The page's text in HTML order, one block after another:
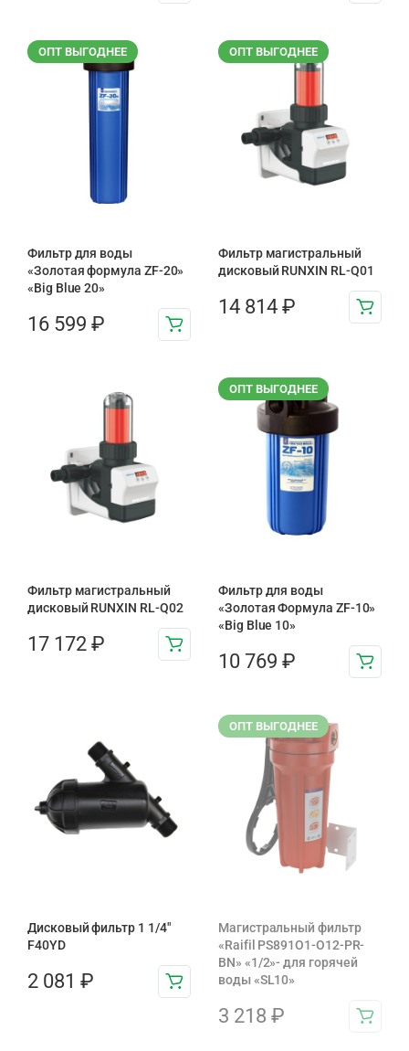
ОПТ ВЫГОДНЕЕ
Фильтр для воды
«Золотая формула ZF-20»
«Big Blue 20»
16 599 ₽
ОПТ ВЫГОДНЕЕ
Фильтр магистральный
дисковый RUNXIN RL-Q01
14 814 ₽
Фильтр магистральный
дисковый RUNXIN RL-Q02
17 172 ₽
ОПТ ВЫГОДНЕЕ
Фильтр для воды
«Золотая Формула ZF-10»
«Big Blue 10»
10 769 ₽
Дисковый фильтр 1 1/4″
F40YD
2 081 ₽
ОПТ ВЫГОДНЕЕ
Магистральный фильтр
«Raifil PS891O1-O12-PR-
BN» «1/2»- для горячей
воды «SL10»
3 218 ₽